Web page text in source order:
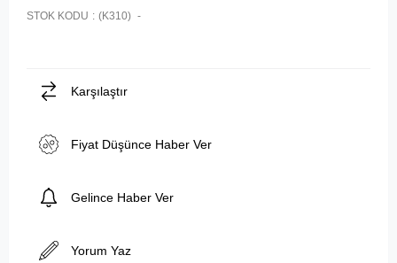
STOK KODU (K310)
Karşılaştır
Fiyat Düşünce Haber Ver
Gelince Haber Ver
Yorum Yaz